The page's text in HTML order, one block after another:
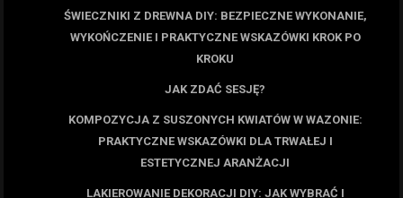
ŚWIECZNIKI Z DREWNA DIY: BEZPIECZNE WYKONANIE,
WYKOŃCZENIE I PRAKTYCZNE WSKAZÓWKI KROK PO
KROKU
JAK ZDAĆ SESJĘ?
KOMPOZYCJA Z SUSZONYCH KWIATÓW W WAZONIE:
PRAKTYCZNE WSKAZÓWKI DLA TRWAŁEJ I
ESTETYCZNEJ ARANŻACJI
LAKIEROWANIE DEKORACJI DIY: JAK WYBRAĆ I